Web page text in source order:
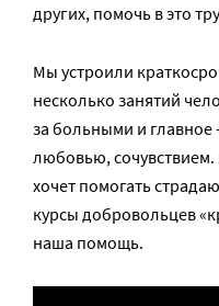
других, помочь в это
Мы устроили
несколько занятий
за больными и главное
любовью, сочувствием.
хочет помогать
курсы добровольцев
наша помощь.